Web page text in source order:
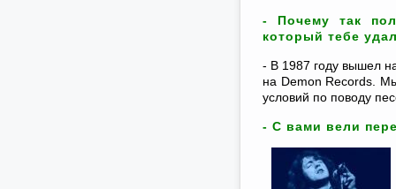
- Почему так
который тебе
- В 1987 году вышел
на Demon Records.
условий по поводу
- С вами вели